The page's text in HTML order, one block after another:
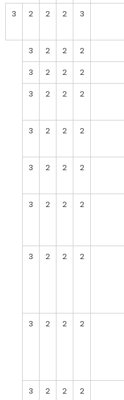
3
2
2
2
3
2
2
2
3
2
2
2
3
2
2
2
3
2
2
2
3
2
2
2
3
2
2
2
3
2
2
2
3
2
2
2
3
2
2
2
3